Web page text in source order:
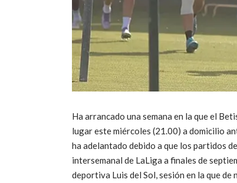
Ha arrancado una semana en la que el
lugar este miércoles (21.00) a domicilio
ha adelantado debido a que los partidos
intersemanal de LaLiga a finales de
deportiva Luis del Sol, sesión en la que